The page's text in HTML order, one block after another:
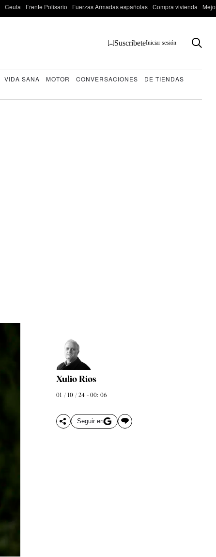
Ceuta Frente Polisario Fuerzas Armadas españolas Compra vivienda
SuscríbeteIniciar sesión
VIDA SANA MOTOR CONVERSACIONES
DE TIENDAS
Xulio Ríos
01 / 10 / 24 - 00: 06
Seguir en